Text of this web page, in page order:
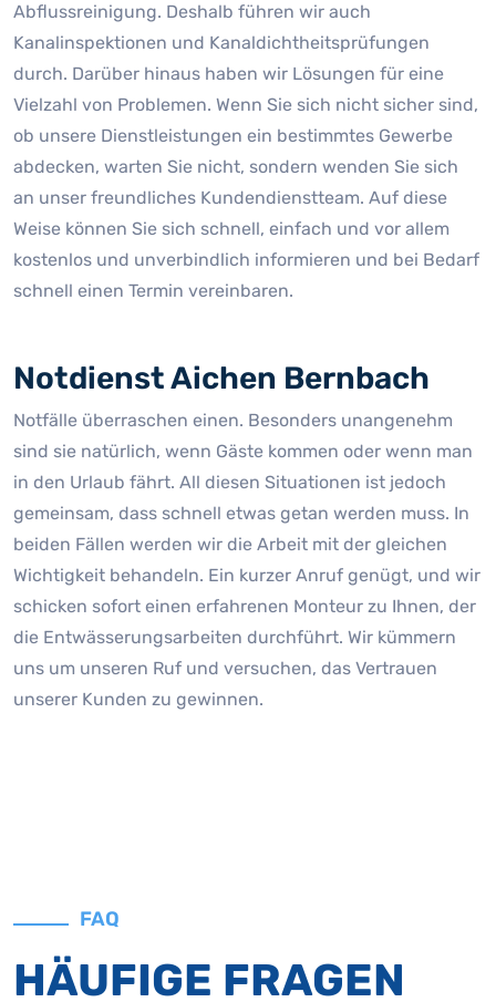
Abflussreinigung. Deshalb führen wir auch
Kanalinspektionen und Kanaldichtheitsprüfungen
durch. Darüber hinaus haben wir Lösungen für eine
Vielzahl von Problemen. Wenn Sie sich nicht sicher sind,
ob unsere Dienstleistungen ein bestimmtes Gewerbe
abdecken, warten Sie nicht, sondern wenden Sie sich
an unser freundliches Kundendienstteam. Auf diese
Weise können Sie sich schnell, einfach und vor allem
kostenlos und unverbindlich informieren und bei Bedarf
schnell einen Termin vereinbaren.
Notdienst Aichen Bernbach
Notfälle überraschen einen. Besonders unangenehm
sind sie natürlich, wenn Gäste kommen oder wenn man
in den Urlaub fährt. All diesen Situationen ist jedoch
gemeinsam, dass schnell etwas getan werden muss. In
beiden Fällen werden wir die Arbeit mit der gleichen
Wichtigkeit behandeln. Ein kurzer Anruf genügt, und wir
schicken sofort einen erfahrenen Monteur zu Ihnen, der
die Entwässerungsarbeiten durchführt. Wir kümmern
uns um unseren Ruf und versuchen, das Vertrauen
unserer Kunden zu gewinnen.
FAQ
HÄUFIGE FRAGEN